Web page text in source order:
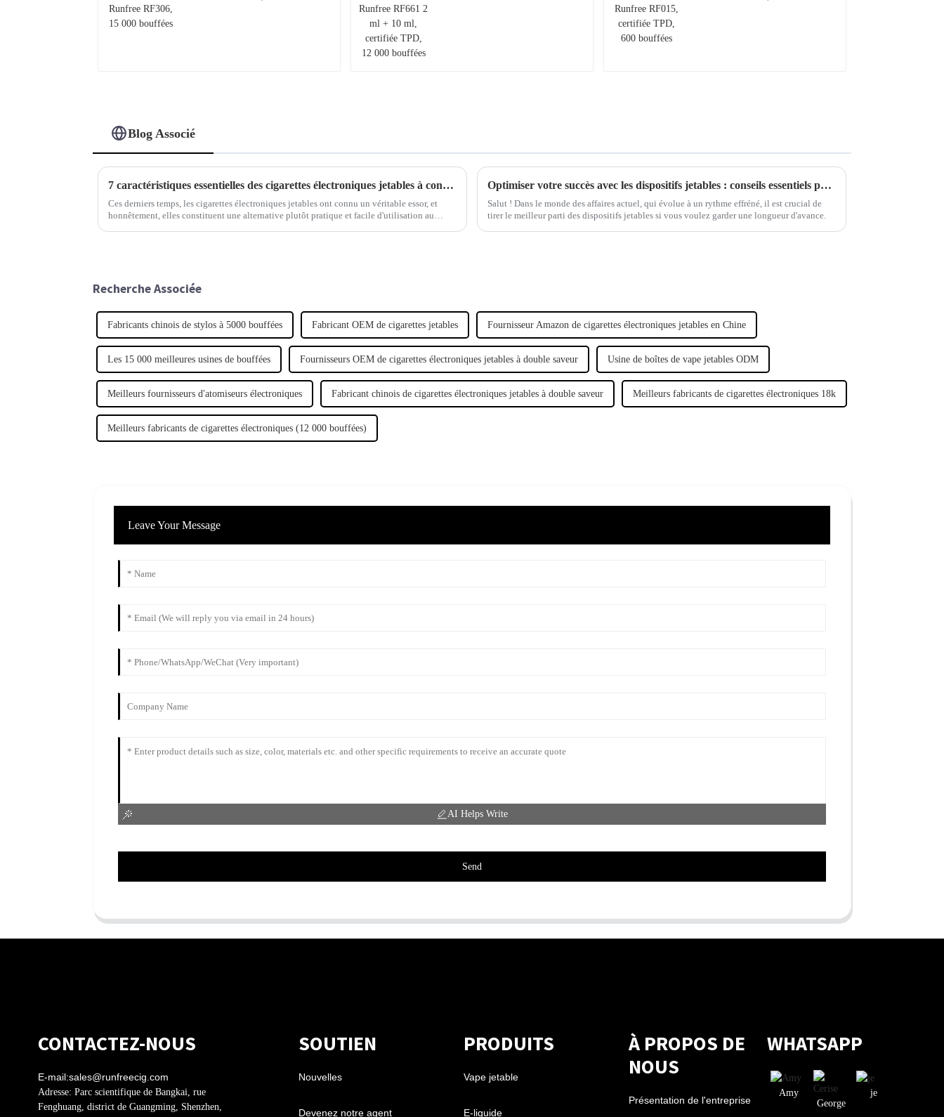
Blog Associé
7 caractéristiques essentielles des cigarettes électroniques jetables à connaître
Ces derniers temps, les cigarettes électroniques jetables ont connu un véritable essor, et
honnêtement, elles constituent une alternative plutôt pratique et facile d'utilisation au
Optimiser votre succès avec les dispositifs jetables : conseils essentiels pour les entreprises
Salut ! Dans le monde des affaires actuel, qui évolue à un rythme effréné, il est crucial de
tirer le meilleur parti des dispositifs jetables si vous voulez garder une longueur d'avance.
Recherche Associée
Fabricants chinois de stylos à 5000 bouffées Fabricant OEM de cigarettes jetables Fournisseur Amazon de cigarettes électroniques jetables en Chine
Les 15 000 meilleures usines de bouffées Fournisseurs OEM de cigarettes électroniques jetables à double saveur Usine de boîtes de vape jetables ODM
Meilleurs fournisseurs d'atomiseurs électroniques Fabricant chinois de cigarettes électroniques jetables à double saveur Meilleurs fabricants de cigarettes électroniques 18k
Meilleurs fabricants de cigarettes électroniques (12 000 bouffées)
Leave Your Message
AI Helps Write
Send
CONTACTEZ-NOUS
E-mail:sales@runfreecig.com
Adresse: Parc scientifique de Bangkai, rue
Fenghuang, district de Guangming, Shenzhen,
SOUTIEN
Nouvelles
Devenez notre agent
PRODUITS
Vape jetable
E-liquide
À PROPOS DE
NOUS
Présentation de l'entreprise
WHATSAPP
Amy
George
je